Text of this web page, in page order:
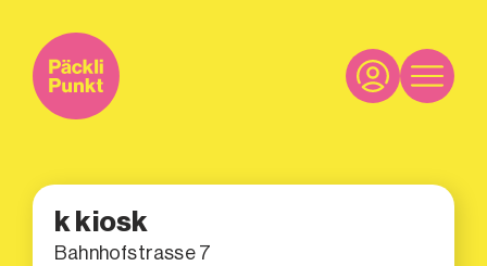
k kiosk
Bahnhofstrasse 7